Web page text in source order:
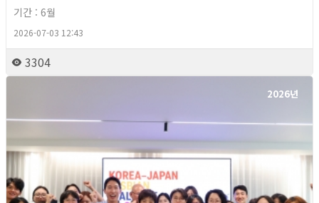
기간 : 6월
2026-07-03 12:43
3304
2026년